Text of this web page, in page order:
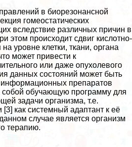
в биорезонансной
гомеостатических
вследствие различных причин в
этом происходит сдвиг кислотно-
уровне клетки, ткани, органа
может привести к
или даже опухолевого
данных состояний может быть
препаратов
обучающую программу для
задачи организма, т.е.
[3] как системный адаптант к её
случае является организм
терапию.